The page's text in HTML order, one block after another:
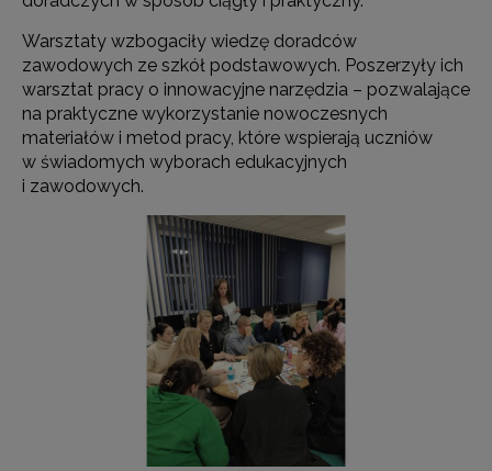
Warsztaty wzbogaciły wiedzę doradców
zawodowych ze szkół podstawowych. Poszerzyły ich
warsztat pracy o innowacyjne narzędzia – pozwalające
na praktyczne wykorzystanie nowoczesnych
materiałów i metod pracy, które wspierają uczniów
w świadomych wyborach edukacyjnych
i zawodowych.